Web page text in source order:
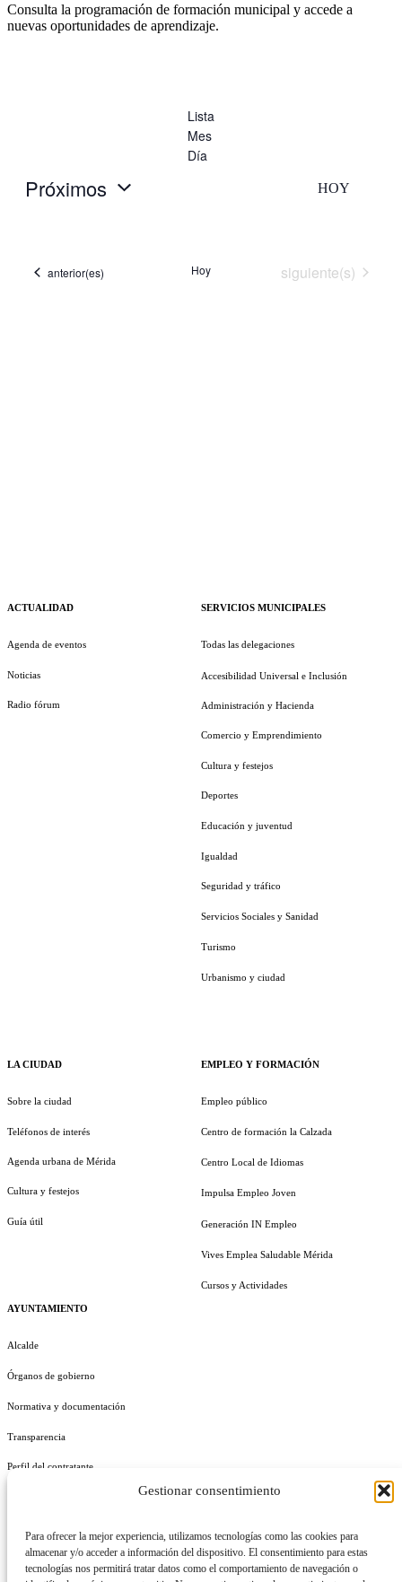
Gestionar consentimiento
Para ofrecer la mejor experiencia, utilizamos tecnologías como las cookies para
almacenar y/o acceder a información del dispositivo. El consentimiento para estas
tecnologías nos permitirá tratar datos como el comportamiento de navegación o
Consulta la programación de formación municipal y accede a
nuevas oportunidades de aprendizaje.
Lista
Mes
Día
HOY
Próximos
Eventos
anterior(es) Hoy Eventos
siguiente(s)
ACTUALIDAD
Agenda de eventos
Noticias
Radio fórum
LA CIUDAD
Sobre la ciudad
Teléfonos de interés
Agenda urbana de Mérida
Cultura y festejos
Guía útil
AYUNTAMIENTO
Alcalde
Órganos de gobierno
Normativa y documentación
Transparencia
Perfil del contratante
SERVICIOS MUNICIPALES
Todas las delegaciones
Accesibilidad Universal e Inclusión
Administración y Hacienda
Comercio y Emprendimiento
Cultura y festejos
Deportes
Educación y juventud
Igualdad
Seguridad y tráfico
Servicios Sociales y Sanidad
Turismo
Urbanismo y ciudad
EMPLEO Y FORMACIÓN
Empleo público
Centro de formación la Calzada
Centro Local de Idiomas
Impulsa Empleo Joven
Generación IN Empleo
Vives Emplea Saludable Mérida
Cursos y Actividades